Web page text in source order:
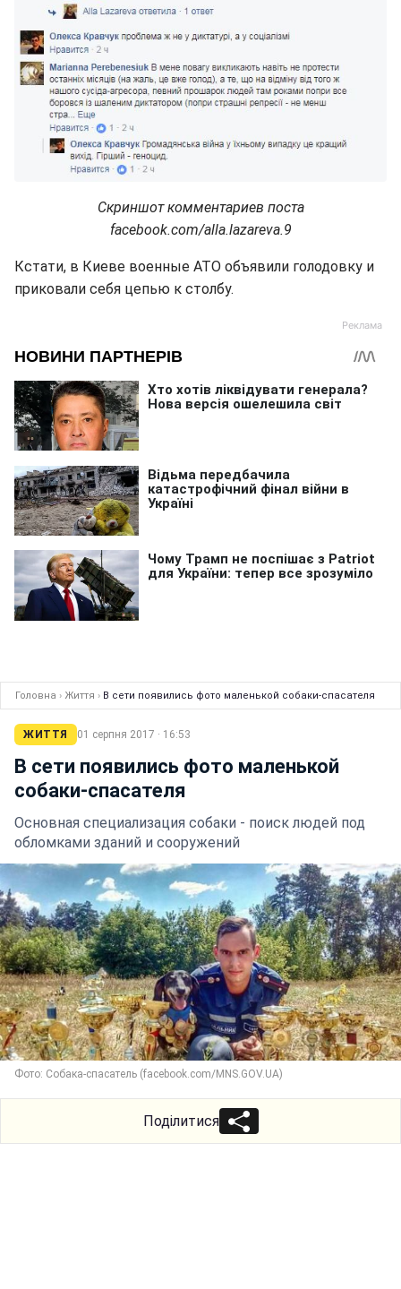
Скриншот комментариев поста
facebook.com/alla.lazareva.9
Кстати, в Киеве военные АТО объявили голодовку и
приковали себя цепью к столбу.
Головна › Життя › В сети появились фото маленькой собаки-спасателя
ЖИТТЯ 01 серпня 2017 · 16:53
В сети появились фото маленькой
собаки-спасателя
Основная специализация собаки - поиск людей под
обломками зданий и сооружений
Фото: Собака-спасатель (facebook.com/MNS.GOV.UA)
Поділитися